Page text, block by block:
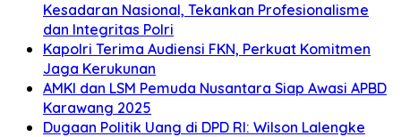
Kesadaran Nasional, Tekankan Profesionalisme
dan Integritas Polri
Kapolri Terima Audiensi FKN, Perkuat Komitmen
Jaga Kerukunan
AMKI dan LSM Pemuda Nusantara Siap Awasi APBD
Karawang 2025
Dugaan Politik Uang di DPD RI: Wilson Lalengke